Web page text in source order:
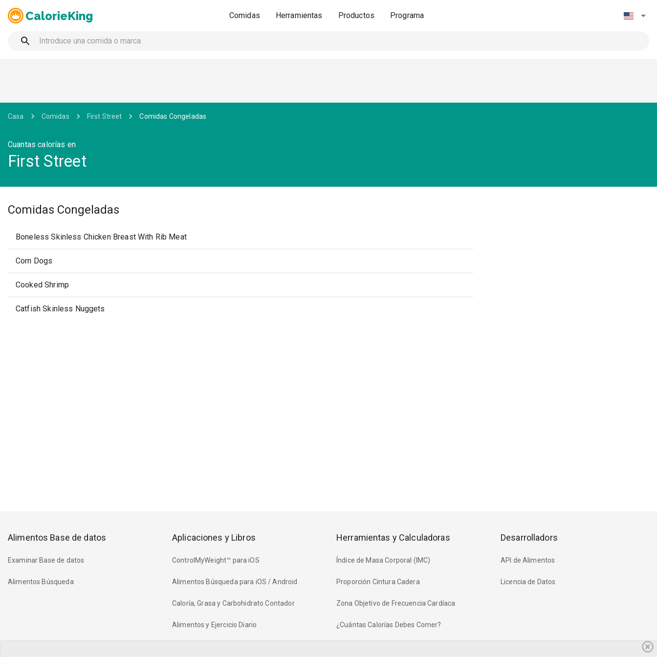
CalorieKing Comidas Herramientas Productos Programa
Casa Comidas First Street Comidas Congeladas
Cuantas calorías en
First Street
Comidas Congeladas
Boneless Skinless Chicken Breast With Rib Meat
Corn Dogs
Cooked Shrimp
Catfish Skinless Nuggets
Alimentos Base de datos
Examinar Base de datos
Alimentos Búsqueda
Aplicaciones y Libros
ControlMyWeight™ para iOS
Alimentos Búsqueda para iOS / Android
Caloría, Grasa y Carbohidrato Contador
Alimentos y Ejercicio Diario
Herramientas y Calculadoras
Índice de Masa Corporal (IMC)
Proporción Cintura Cadera
Zona Objetivo de Frecuencia Cardíaca
¿Cuántas Calorías Debes Comer?
Desarrolladors
API de Alimentos
Licencia de Datos